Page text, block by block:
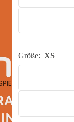
Größe: XS